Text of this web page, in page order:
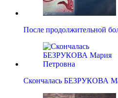
После продолжительной
Скончалась БЕЗРУКОВА